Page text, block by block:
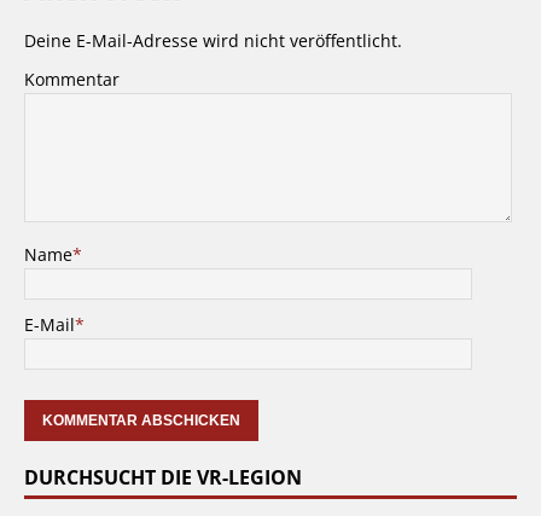
Deine E-Mail-Adresse wird nicht veröffentlicht.
Kommentar
Name*
E-Mail*
DURCHSUCHT DIE VR-LEGION